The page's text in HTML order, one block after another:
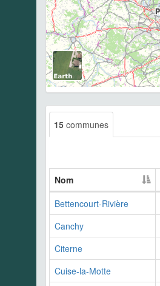
15 communes
Nom
Bettencourt-Rivière
Canchy
Citerne
Cuise-la-Motte